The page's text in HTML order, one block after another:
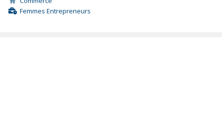
Femmes Entrepreneurs